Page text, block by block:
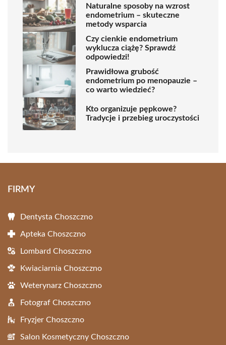
Naturalne sposoby na wzrost
endometrium – skuteczne
metody wsparcia
Czy cienkie endometrium
wyklucza ciążę? Sprawdź
odpowiedzi!
Prawidłowa grubość
endometrium po menopauzie –
co warto wiedzieć?
Kto organizuje pępkowe?
Tradycje i przebieg uroczystości
FIRMY
Dentysta Choszczno
Apteka Choszczno
Lombard Choszczno
Kwiaciarnia Choszczno
Weterynarz Choszczno
Fotograf Choszczno
Fryzjer Choszczno
Salon Kosmetyczny Choszczno